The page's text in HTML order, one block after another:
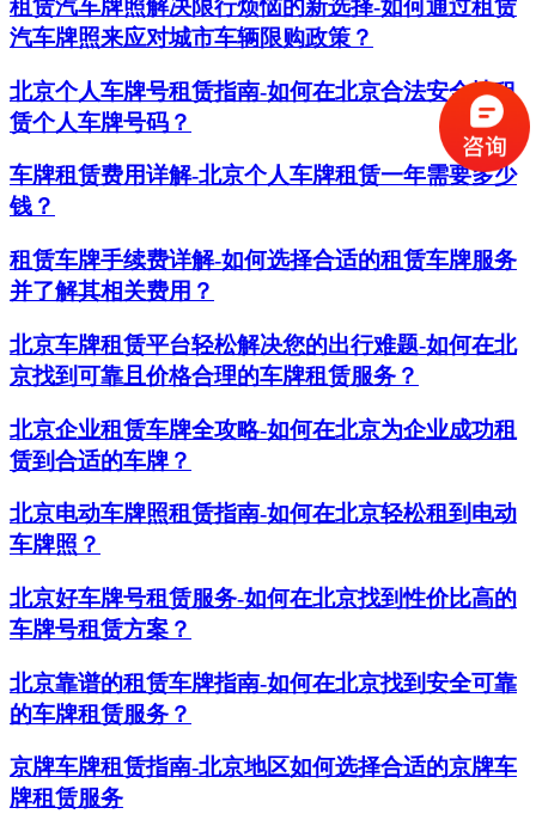
租赁汽车牌照解决限行烦恼的新选择-如何通过租赁
汽车牌照来应对城市车辆限购政策？
北京个人车牌号租赁指南-如何在北京合法安全地租
赁个人车牌号码？
车牌租赁费用详解-北京个人车牌租赁一年需要多少
钱？
租赁车牌手续费详解-如何选择合适的租赁车牌服务
并了解其相关费用？
北京车牌租赁平台轻松解决您的出行难题-如何在北
京找到可靠且价格合理的车牌租赁服务？
北京企业租赁车牌全攻略-如何在北京为企业成功租
赁到合适的车牌？
北京电动车牌照租赁指南-如何在北京轻松租到电动
车牌照？
北京好车牌号租赁服务-如何在北京找到性价比高的
车牌号租赁方案？
北京靠谱的租赁车牌指南-如何在北京找到安全可靠
的车牌租赁服务？
京牌车牌租赁指南-北京地区如何选择合适的京牌车
牌租赁服务